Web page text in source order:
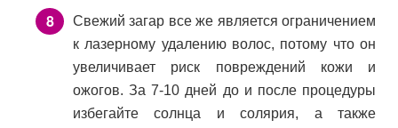
Свежий загар все же является ограничением
к лазерному удалению волос, потому что он
увеличивает риск повреждений кожи и
ожогов. За 7-10 дней до и после процедуры
избегайте солнца и солярия, а также